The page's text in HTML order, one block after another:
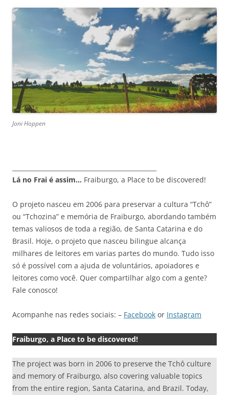
Joni Hoppen
Lá no Frai é assim… Fraiburgo, a Place to be discovered!
O projeto nasceu em 2006 para preservar a cultura “Tchô”
ou “Tchozina” e memória de Fraiburgo, abordando também
temas valiosos de toda a região, de Santa Catarina e do
Brasil. Hoje, o projeto que nasceu bilingue alcança
milhares de leitores em varias partes do mundo. Tudo isso
só é possível com a ajuda de voluntários, apoiadores e
leitores como você. Quer compartilhar algo com a gente?
Fale conosco!
Acompanhe nas redes sociais: – Facebook or Instagram
Fraiburgo, a Place to be discovered!
The project was born in 2006 to preserve the Tchô culture
and memory of Fraiburgo, also covering valuable topics
from the entire region, Santa Catarina, and Brazil. Today,